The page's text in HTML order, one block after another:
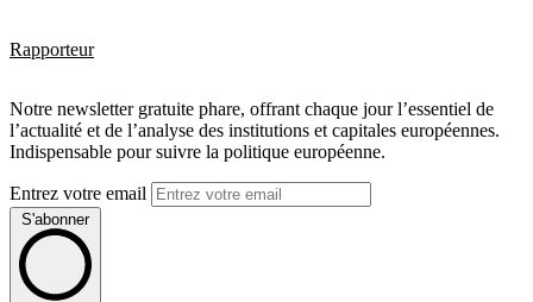
Rapporteur
Notre newsletter gratuite phare, offrant chaque jour l’essentiel de
l’actualité et de l’analyse des institutions et capitales européennes.
Indispensable pour suivre la politique européenne.
Entrez votre email
S'abonner